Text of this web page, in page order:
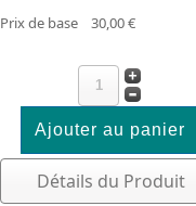
Prix de base 30,00 €
Détails du Produit